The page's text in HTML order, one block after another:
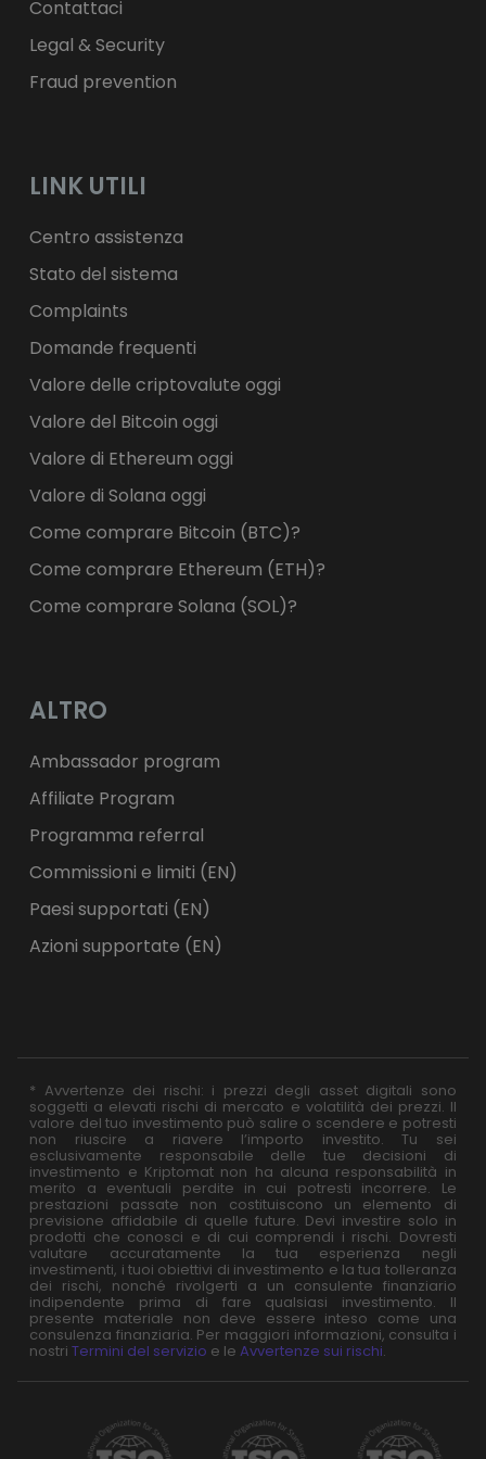
Contattaci
Legal & Security
Fraud prevention
LINK UTILI
Centro assistenza
Stato del sistema
Complaints
Domande frequenti
Valore delle criptovalute oggi
Valore del Bitcoin oggi
Valore di Ethereum oggi
Valore di Solana oggi
Come comprare Bitcoin (BTC)?
Come comprare Ethereum (ETH)?
Come comprare Solana (SOL)?
ALTRO
Ambassador program
Affiliate Program
Programma referral
Commissioni e limiti (EN)
Paesi supportati (EN)
Azioni supportate (EN)
* Avvertenze dei rischi: i prezzi degli asset digitali sono
soggetti a elevati rischi di mercato e volatilità dei prezzi. Il
valore del tuo investimento può salire o scendere e potresti
non riuscire a riavere l’importo investito. Tu sei
esclusivamente responsabile delle tue decisioni di
investimento e Kriptomat non ha alcuna responsabilità in
merito a eventuali perdite in cui potresti incorrere. Le
prestazioni passate non costituiscono un elemento di
previsione affidabile di quelle future. Devi investire solo in
prodotti che conosci e di cui comprendi i rischi. Dovresti
valutare accuratamente la tua esperienza negli
investimenti, i tuoi obiettivi di investimento e la tua tolleranza
dei rischi, nonché rivolgerti a un consulente finanziario
indipendente prima di fare qualsiasi investimento. Il
presente materiale non deve essere inteso come una
consulenza finanziaria. Per maggiori informazioni, consulta i
nostriTermini del servizio e leAvvertenze sui rischi.